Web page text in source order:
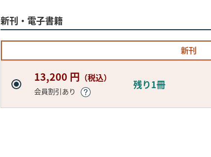
新刊・電子書籍
新刊
13,200 円 （税込）
会員割引あり
残り1冊